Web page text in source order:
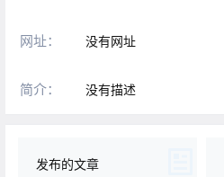
网址： 没有网址
简介： 没有描述
发布的文章